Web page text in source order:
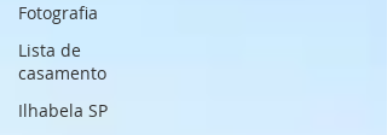
Fotografia
Lista de
casamento
Ilhabela SP